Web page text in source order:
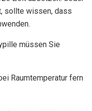
sollte wissen, dass
müssen Sie
Raumtemperatur fern